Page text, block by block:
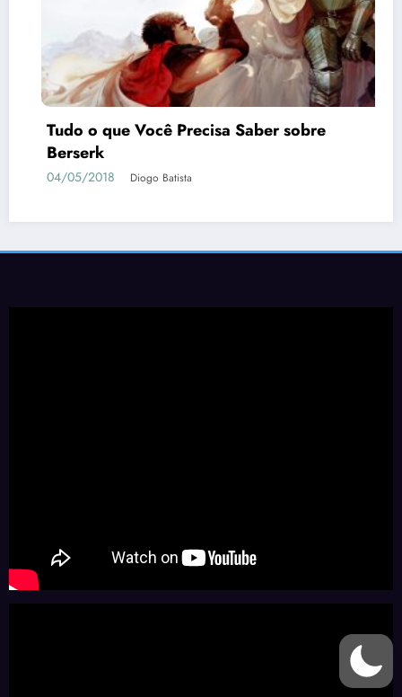
Tudo o que Você Precisa Saber sobre
Berserk
04/05/2018 Diogo Batista